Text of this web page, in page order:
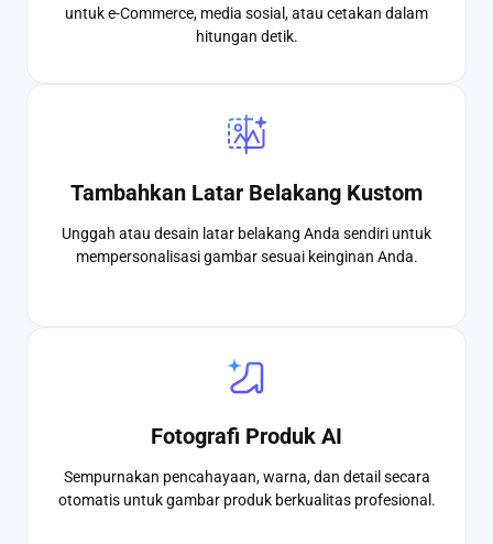
untuk e-Commerce, media sosial, atau cetakan dalam
hitungan detik.
Tambahkan Latar Belakang Kustom
Unggah atau desain latar belakang Anda sendiri untuk
mempersonalisasi gambar sesuai keinginan Anda.
Fotografi Produk AI
Sempurnakan pencahayaan, warna, dan detail secara
otomatis untuk gambar produk berkualitas profesional.